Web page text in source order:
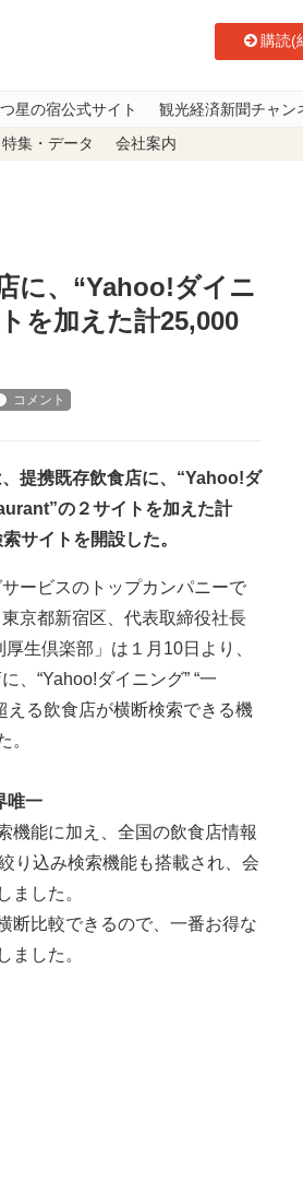
購読(
星の宿公式サイト 観光経済新聞チャン
特集・データ 会社案内
イニング” “一休.com/restaurant”の２サイ
に、“Yahoo!ダイニ
を加えた計25,000
提携既存飲食店に、“Yahoo!ダ
の２サイトを加えた計
サイトを開設した。
ービスのトップカンパニーで
京都新宿区、代表取締役社長
生倶楽部」は１月10日より、
、“Yahoo!ダイニング” “一
る飲食店が横断検索できる機
。
唯一
機能に加え、全国の飲食店情報
り込み検索機能も搭載され、会
ました。
断比較できるので、一番お得な
ました。